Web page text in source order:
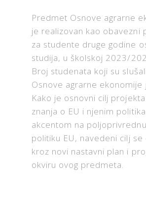
Predmet Osnove agrarne
je realizovan kao obavezni
za studente druge godine
studija, u školskoj 2023/
Broj studenata koji su
Osnove agrarne ekonomije
Kako je osnovni cilj
znanja o EU i njenim
akcentom na
politiku EU, navedeni cilj se
kroz novi nastavni plan i
okviru ovog predmeta.